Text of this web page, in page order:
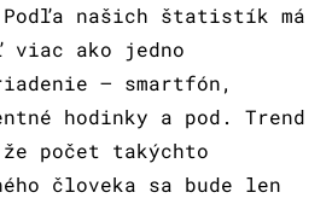
našich štatistík má
viac ako jedno
– smartfón,
hodinky a pod. Trend
počet takýchto
človeka sa bude len